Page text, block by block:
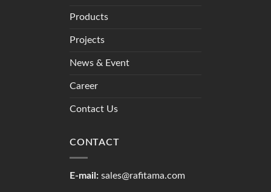
Products
Projects
News & Event
Career
Contact Us
CONTACT
E-mail: sales@rafitama.com